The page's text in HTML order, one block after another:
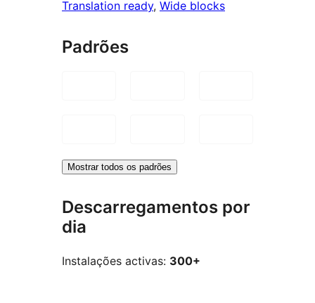
Translation ready, Wide blocks
Padrões
Mostrar todos os padrões
Descarregamentos por
dia
Instalações activas: 300+